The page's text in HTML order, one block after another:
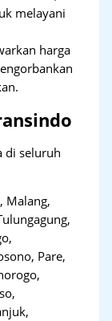
melayani
harga
di seluruh
Malang,
Pare,